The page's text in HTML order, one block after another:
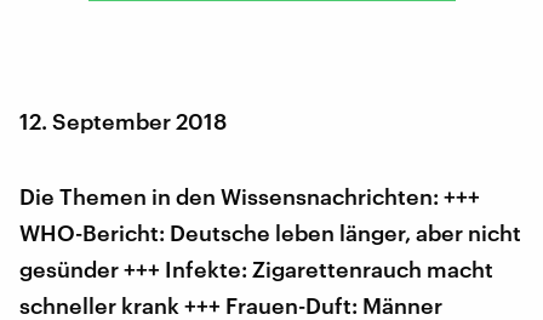
12. September 2018
Die Themen in den Wissensnachrichten: +++
WHO-Bericht: Deutsche leben länger, aber nicht
gesünder +++ Infekte: Zigarettenrauch macht
schneller krank +++ Frauen-Duft: Männer